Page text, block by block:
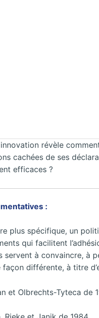
révèle
cachées de ses
efficaces ?
:
plus spécifique, un
qui facilitent
servent à convaincre, à
façon différente, à titre
et Olbrechts-Tyteca de